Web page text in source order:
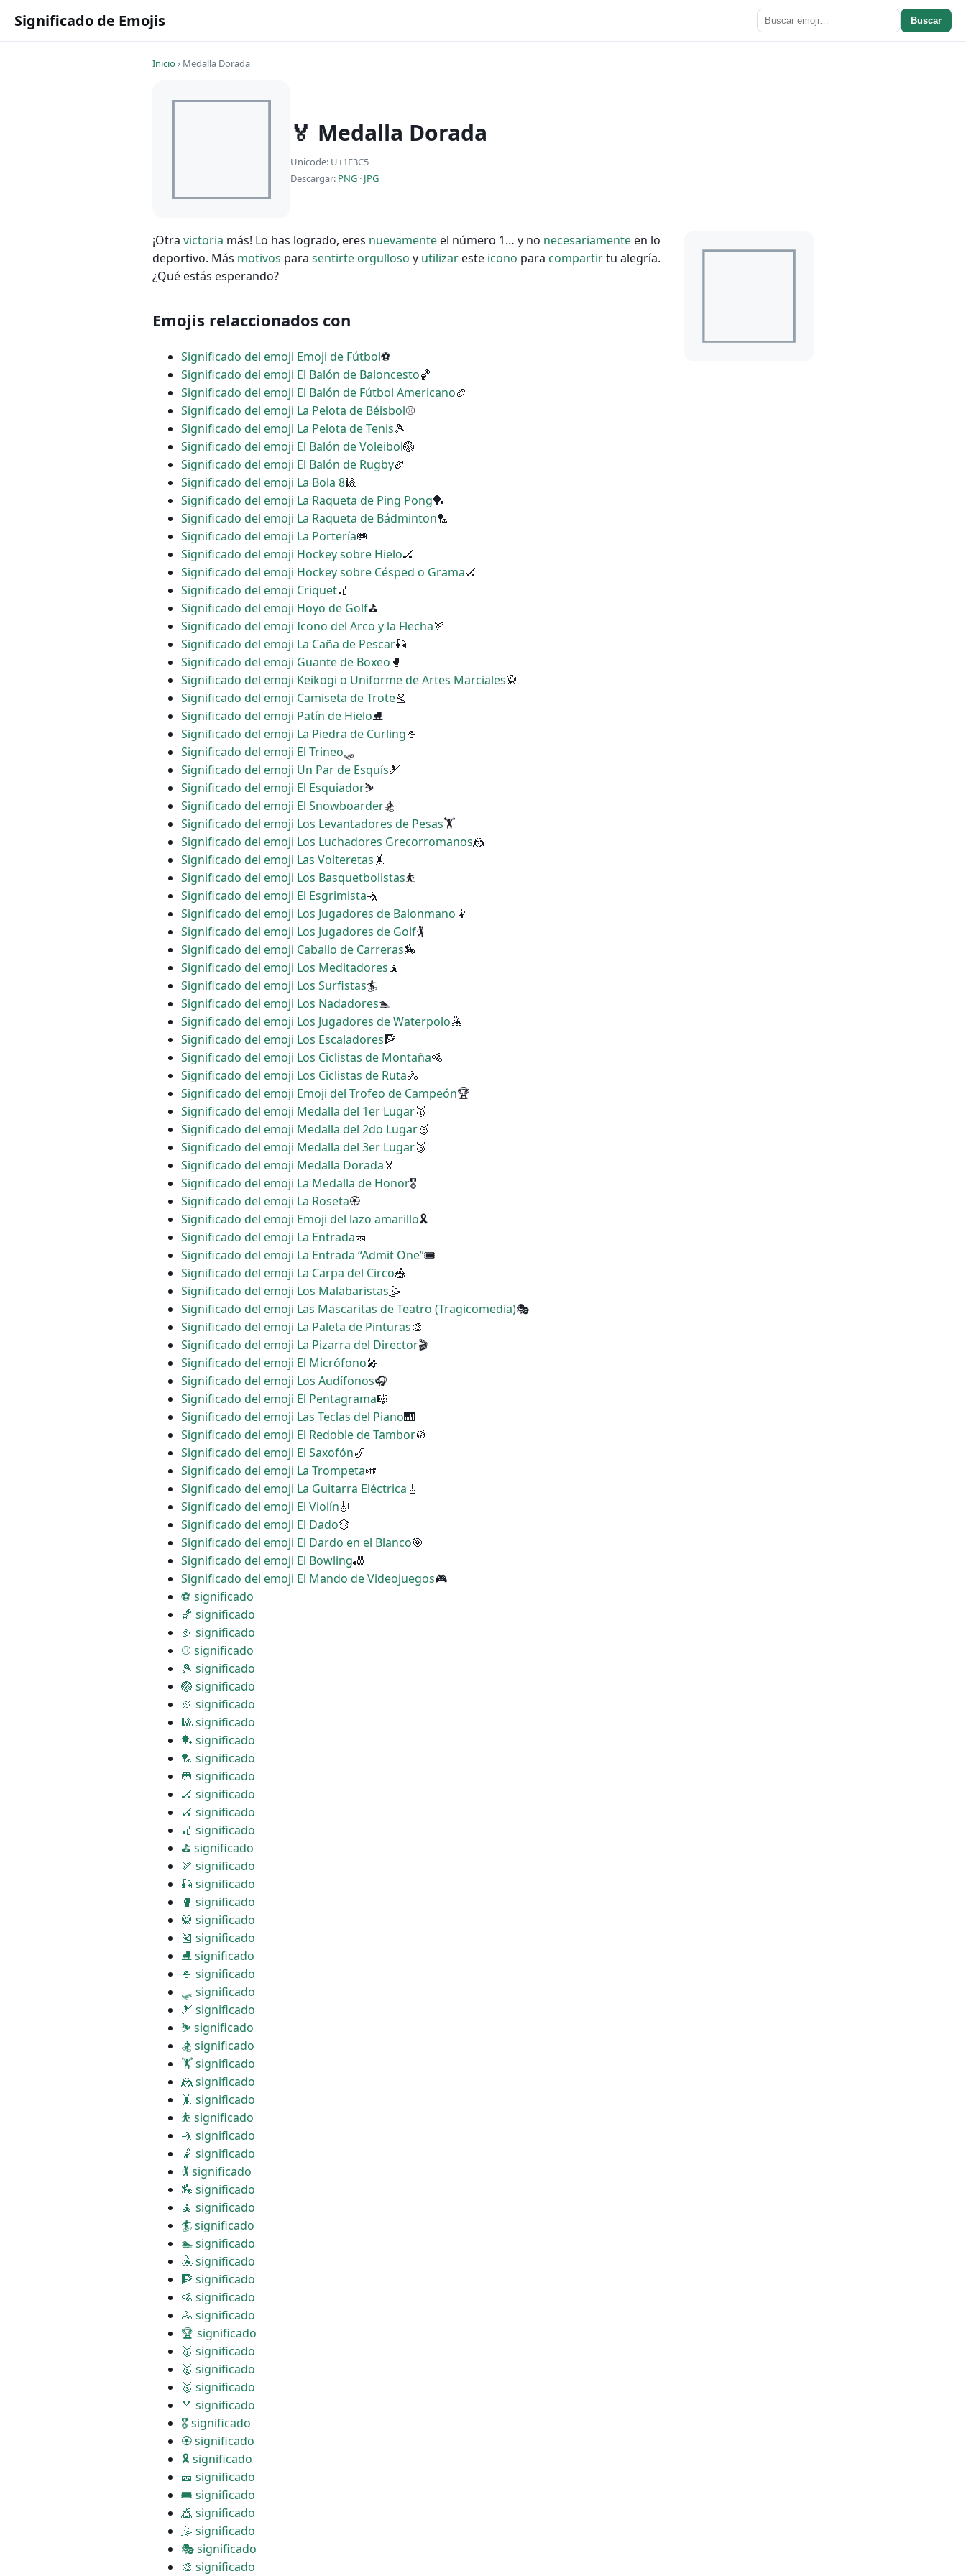
Significado de Emojis Buscar
Inicio› Medalla Dorada
🏅 Medalla Dorada
Unicode: U+1F3C5
Descargar: PNG · JPG
¡Otra victoria más! Lo has logrado, eres nuevamenteel número 1… y no necesariamenteen lo
deportivo. Más motivos para sentirte orgulloso y utilizareste icono para compartirtu alegría.
¿Qué estás esperando?
Emojis relaccionados con
Significado del emoji Emoji de Fútbol⚽
Significado del emoji El Balón de Baloncesto🏀
Significado del emoji El Balón de Fútbol Americano🏈
Significado del emoji La Pelota de Béisbol⚾
Significado del emoji La Pelota de Tenis🎾
Significado del emoji El Balón de Voleibol🏐
Significado del emoji El Balón de Rugby🏉
Significado del emoji La Bola 8🎱
Significado del emoji La Raqueta de Ping Pong🏓
Significado del emoji La Raqueta de Bádminton🏸
Significado del emoji La Portería🥅
Significado del emoji Hockey sobre Hielo🏒
Significado del emoji Hockey sobre Césped o Grama🏑
Significado del emoji Criquet🏏
Significado del emoji Hoyo de Golf⛳
Significado del emoji Icono del Arco y la Flecha🏹
Significado del emoji La Caña de Pescar🎣
Significado del emoji Guante de Boxeo 🥊
Significado del emoji Keikogi o Uniforme de Artes Marciales🥋
Significado del emoji Camiseta de Trote🎽
Significado del emoji Patín de Hielo⛸
Significado del emoji La Piedra de Curling🥌
Significado del emoji El Trineo🛷
Significado del emoji Un Par de Esquís🎿
Significado del emoji El Esquiador⛷
Significado del emoji El Snowboarder🏂
Significado del emoji Los Levantadores de Pesas🏋
Significado del emoji Los Luchadores Grecorromanos🤼
Significado del emoji Las Volteretas🤸
Significado del emoji Los Basquetbolistas⛹
Significado del emoji El Esgrimista🤺
Significado del emoji Los Jugadores de Balonmano 🤾
Significado del emoji Los Jugadores de Golf🏌
Significado del emoji Caballo de Carreras🏇
Significado del emoji Los Meditadores🧘
Significado del emoji Los Surfistas🏄
Significado del emoji Los Nadadores🏊
Significado del emoji Los Jugadores de Waterpolo🤽
Significado del emoji Los Escaladores🧗
Significado del emoji Los Ciclistas de Montaña🚵
Significado del emoji Los Ciclistas de Ruta🚴
Significado del emoji Emoji del Trofeo de Campeón🏆
Significado del emoji Medalla del 1er Lugar🥇
Significado del emoji Medalla del 2do Lugar🥈
Significado del emoji Medalla del 3er Lugar🥉
Significado del emoji Medalla Dorada🏅
Significado del emoji La Medalla de Honor🎖
Significado del emoji La Roseta🏵
Significado del emoji Emoji del lazo amarillo🎗
Significado del emoji La Entrada🎫
Significado del emoji La Entrada “Admit One”🎟
Significado del emoji La Carpa del Circo🎪
Significado del emoji Los Malabaristas🤹
Significado del emoji Las Mascaritas de Teatro (Tragicomedia)🎭
Significado del emoji La Paleta de Pinturas🎨
Significado del emoji La Pizarra del Director🎬
Significado del emoji El Micrófono🎤
Significado del emoji Los Audífonos🎧
Significado del emoji El Pentagrama🎼
Significado del emoji Las Teclas del Piano🎹
Significado del emoji El Redoble de Tambor🥁
Significado del emoji El Saxofón🎷
Significado del emoji La Trompeta🎺
Significado del emoji La Guitarra Eléctrica 🎸
Significado del emoji El Violín🎻
Significado del emoji El Dado🎲
Significado del emoji El Dardo en el Blanco🎯
Significado del emoji El Bowling🎳
Significado del emoji El Mando de Videojuegos🎮
⚽ significado
🏀 significado
🏈 significado
⚾ significado
🎾 significado
🏐 significado
🏉 significado
🎱 significado
🏓 significado
🏸 significado
🥅 significado
🏒 significado
🏑 significado
🏏 significado
⛳ significado
🏹 significado
🎣 significado
🥊 significado
🥋 significado
🎽 significado
⛸ significado
🥌 significado
🛷 significado
🎿 significado
⛷ significado
🏂 significado
🏋 significado
🤼 significado
🤸 significado
⛹ significado
🤺 significado
🤾 significado
🏌 significado
🏇 significado
🧘 significado
🏄 significado
🏊 significado
🤽 significado
🧗 significado
🚵 significado
🚴 significado
🏆 significado
🥇 significado
🥈 significado
🥉 significado
🏅 significado
🎖 significado
🏵 significado
🎗 significado
🎫 significado
🎟 significado
🎪 significado
🤹 significado
🎭 significado
🎨 significado